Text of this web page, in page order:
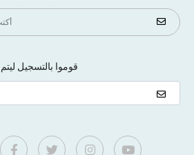
قوموا بالتسجيل